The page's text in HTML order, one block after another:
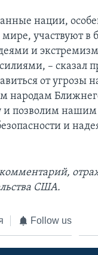
нации,
участвуют в
и
– сказал
от угрозы
народам
и позволим
и
США.
Follow us